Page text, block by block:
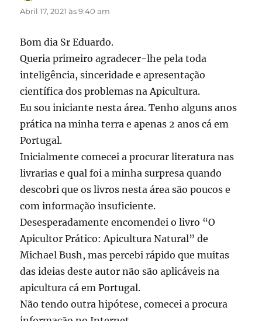
Abril 17, 2021 às 9:40 am
Bom dia Sr Eduardo.
Queria primeiro agradecer-lhe pela toda
inteligência, sinceridade e apresentação
científica dos problemas na Apicultura.
Eu sou iniciante nesta área. Tenho alguns anos
prática na minha terra e apenas 2 anos cá em
Portugal.
Inicialmente comecei a procurar literatura nas
livrarias e qual foi a minha surpresa quando
descobri que os livros nesta área são poucos e
com informação insuficiente.
Desesperadamente encomendei o livro “O
Apicultor Prático: Apicultura Natural” de
Michael Bush, mas percebi rápido que muitas
das ideias deste autor não são aplicáveis na
apicultura cá em Portugal.
Não tendo outra hipótese, comecei a procura